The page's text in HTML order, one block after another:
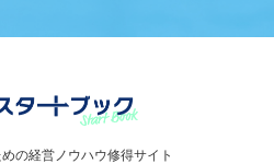
の経営ノウハウ修得サイト